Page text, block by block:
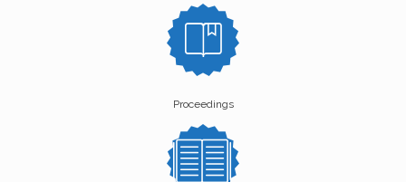
Proceedings